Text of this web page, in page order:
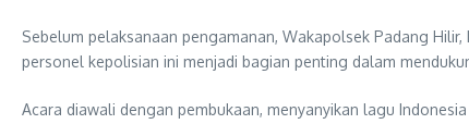
Sebelum pelaksanaan pengamanan, Wakapolsek Padang
personel kepolisian ini menjadi bagian penting dalam
Acara diawali dengan pembukaan, menyanyikan lagu